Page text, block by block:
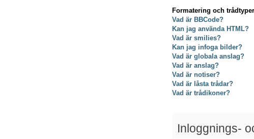
Formatering och trådtyper
Vad är BBCode?
Kan jag använda HTML?
Vad är smilies?
Kan jag infoga bilder?
Vad är globala anslag?
Vad är anslag?
Vad är notiser?
Vad är låsta trådar?
Vad är trådikoner?
Inloggnings-